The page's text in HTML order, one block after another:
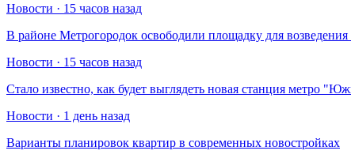
Новости · 15 часов назад
В районе Метрогородок освободили площадку для
Новости · 15 часов назад
Стало известно, как будет выглядеть новая станция метро
Новости · 1 день назад
Варианты планировок квартир в современных новостройках